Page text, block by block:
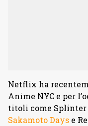
Netflix ha
Anime NYC e per
titoli come Splinter
Sakamoto Days e